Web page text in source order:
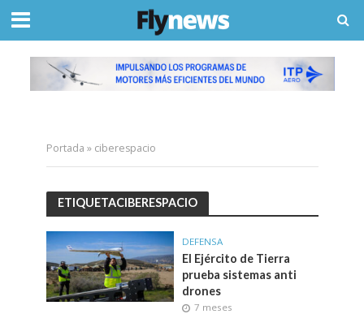
Portada » ciberespacio
ETIQUETACIBERESPACIO
DEFENSA
El Ejército de Tierra
prueba sistemas anti
drones
7 meses